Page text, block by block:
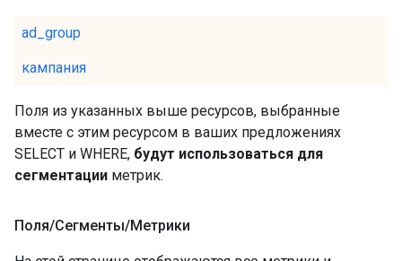
ad_group
кампания
Поля из указанных выше ресурсов, выбранные
вместе с этим ресурсом в ваших предложениях
SELECT и WHERE, будут использоваться для
сегментации метрик.
Поля/Сегменты/Метрики